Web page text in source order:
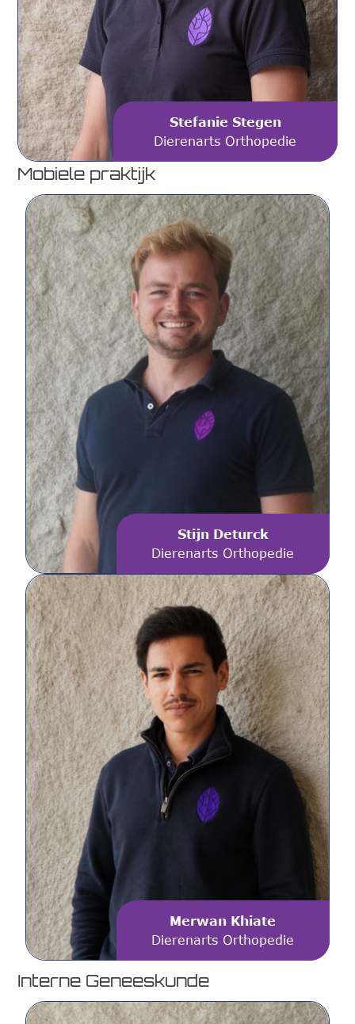
Stefanie Stegen
Dierenarts Orthopedie
Mobiele praktijk
Stijn Deturck
Dierenarts Orthopedie
Merwan Khiate
Dierenarts Orthopedie
Interne Geneeskunde